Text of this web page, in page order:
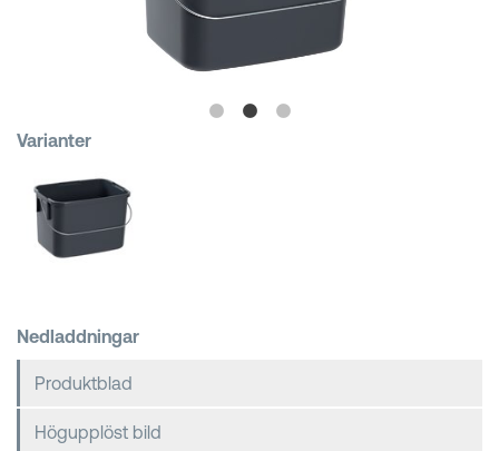
Kundkorgar
Varianter
Nedladdningar
Produktblad
Högupplöst bild